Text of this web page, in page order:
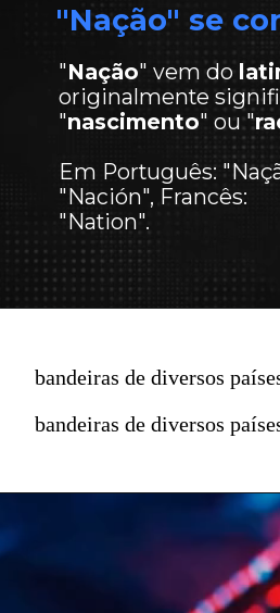
"Nação" se
"Nação" vem do
originalmente
"nascimento" ou "
Em Português:
"Nación", Francês:
"Nation".
bandeiras de diversos
bandeiras de diversos